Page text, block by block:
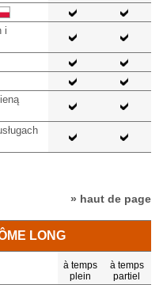
i
» haut de page
LONG
à temps
plein
à temps
partiel